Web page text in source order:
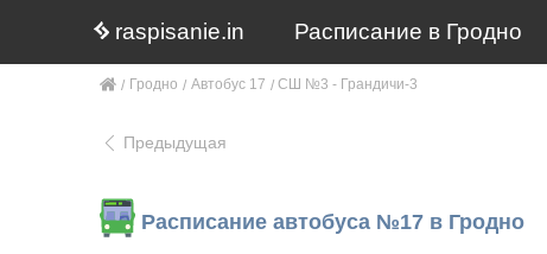
raspisanie.in Расписание в Гродно
Гродно Автобус 17 СШ №3 - Грандичи-3
Предыдущая
Расписание автобуса №17 в Гродно